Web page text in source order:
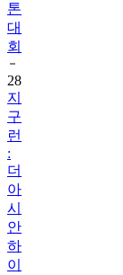
톤
대
회
28
지
구
런
:
더
아
시
안
하
이